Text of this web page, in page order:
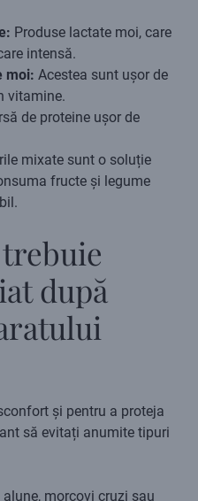
Produse lactate moi, care
intensă.
moi: Acestea sunt ușor de
vitamine.
de proteine ușor de
mixate sunt o soluție
fructe și legume
după
și pentru a proteja
să evitați anumite tipuri
alune, morcovi cruzi sau